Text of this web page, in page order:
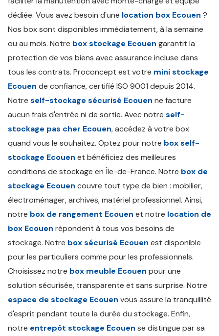
dédiée. Vous avez besoin d'une location box Ecouen ?
Nos box sont disponibles immédiatement, à la semaine
ou au mois. Notre box stockage Ecouen garantit la
protection de vos biens avec assurance incluse dans
tous les contrats. Proconcept est votre mini stockage
Ecouen de confiance, certifié ISO 9001 depuis 2014.
Notre self-stockage sécurisé Ecouen ne facture
aucun frais d'entrée ni de sortie. Avec notre self-
stockage pas cher Ecouen, accédez à votre box
quand vous le souhaitez. Optez pour notre box self-
stockage Ecouen et bénéficiez des meilleures
conditions de stockage en Île-de-France. Notre box de
stockage Ecouen couvre tout type de bien : mobilier,
électroménager, archives, matériel professionnel. Ainsi,
notre box de rangement Ecouen et notre location de
box Ecouen répondent à tous vos besoins de
stockage. Notre box sécurisé Ecouen est disponible
pour les particuliers comme pour les professionnels.
Choisissez notre box meuble Ecouen pour une
solution sécurisée, transparente et sans surprise. Notre
espace de stockage Ecouen vous assure la tranquillité
d'esprit pendant toute la durée du stockage. Enfin,
notre entrepôt stockage Ecouen se distingue par sa